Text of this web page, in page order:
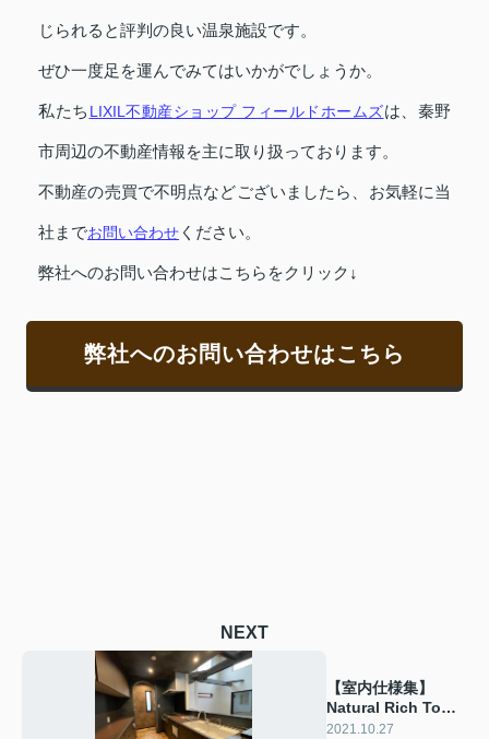
じられると評判の良い温泉施設です。
ぜひ一度足を運んでみてはいかがでしょうか。
私たち LIXIL不動産ショップ フィールドホームズは、秦野
市周辺の不動産情報を主に取り扱っております。
不動産の売買で不明点などございましたら、お気軽に当
社までお問い合わせ ください。
弊社へのお問い合わせはこちらをクリック↓
弊社へのお問い合わせはこちら
NEXT
【室内仕様集】
Natural Rich Town
シリーズ
2021.10.27